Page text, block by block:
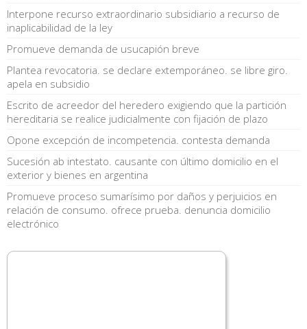
Interpone recurso extraordinario subsidiario a recurso de
inaplicabilidad de la ley
Promueve demanda de usucapión breve
Plantea revocatoria. se declare extemporáneo. se libre giro.
apela en subsidio
Escrito de acreedor del heredero exigiendo que la partición
hereditaria se realice judicialmente con fijación de plazo
Opone excepción de incompetencia. contesta demanda
Sucesión ab intestato. causante con último domicilio en el
exterior y bienes en argentina
Promueve proceso sumarísimo por daños y perjuicios en
relación de consumo. ofrece prueba. denuncia domicilio
electrónico